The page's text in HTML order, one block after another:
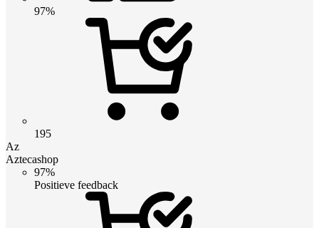
97%
195
Az
Aztecashop
97%
Positieve feedback